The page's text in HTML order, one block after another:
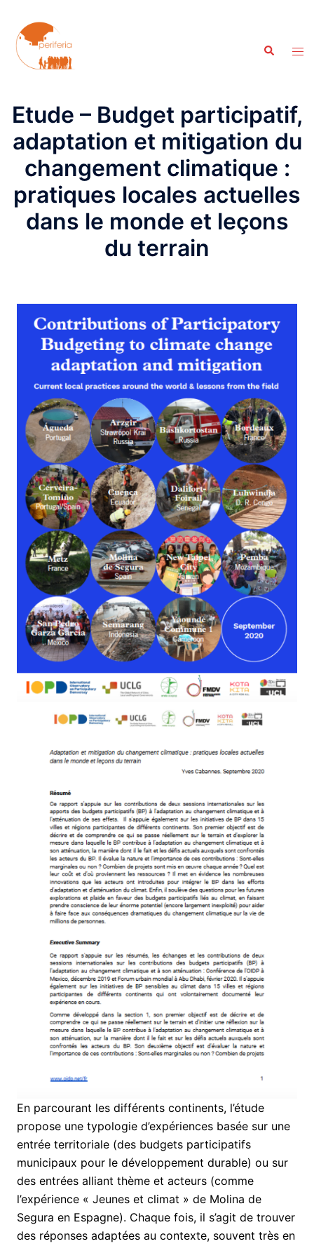
contenu
Etude – Budget participatif,
adaptation et mitigation du
changement climatique :
pratiques locales actuelles
dans le monde et leçons
du terrain
En parcourant les différents continents, l’étude
propose une typologie d’expériences basée sur une
entrée territoriale (des budgets participatifs
municipaux pour le développement durable) ou sur
des entrées alliant thème et acteurs (comme
l’expérience « Jeunes et climat » de Molina de
Segura en Espagne). Chaque fois, il s’agit de trouver
des réponses adaptées au contexte, souvent très en